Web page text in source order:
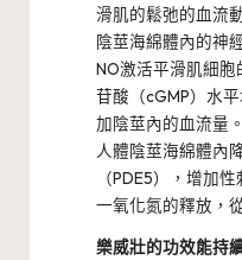
滑肌的鬆弛的血流
陰莖海綿體內的神
NO激活平滑肌細
苷酸（cGMP）水
加陰莖內的血流量
人體陰莖海綿體內
（PDE5），增加
一氧化氮的釋放，
樂威壯的功效能持